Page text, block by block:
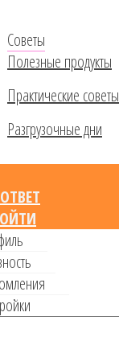
Советы
Полезные продукты
Практические советы
Разгрузочные дни